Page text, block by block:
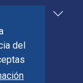
del